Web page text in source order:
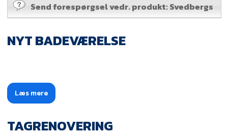
Send forespørgsel vedr. produkt: Svedbergs
NYT BADEVÆRELSE
Læs mere​
TAGRENOVERING